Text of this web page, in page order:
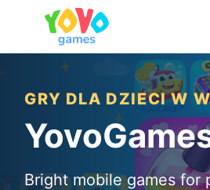
GRY DLA DZIECI W
Bright mobile games for